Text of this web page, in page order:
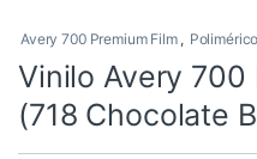
Avery 700 Premium Film ,
Vinilo Avery
(718 Chocolate